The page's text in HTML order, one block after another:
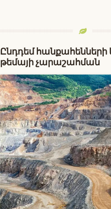
Ընդդեմ
թեմայի չարաշահման